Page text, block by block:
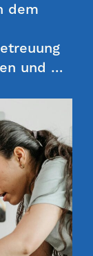
dem
und …